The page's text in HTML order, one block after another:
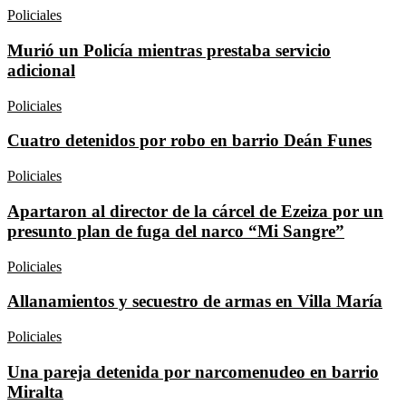
Policiales
Murió un Policía mientras prestaba servicio
adicional
Policiales
Cuatro detenidos por robo en barrio Deán Funes
Policiales
Apartaron al director de la cárcel de Ezeiza por un
presunto plan de fuga del narco “Mi Sangre”
Policiales
Allanamientos y secuestro de armas en Villa María
Policiales
Una pareja detenida por narcomenudeo en barrio
Miralta